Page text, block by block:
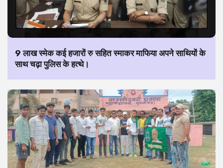
9 लाख स्मेक कई हजारों रु सहित स्माकर माफिया अपने साथियों के
साथ चढ़ा पुलिस के हत्थे।